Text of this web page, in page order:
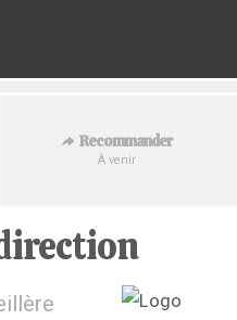
Recommander
À venir